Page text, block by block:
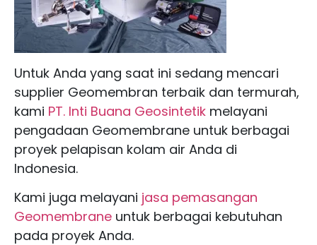
Untuk Anda yang saat ini sedang mencari
supplier Geomembran terbaik dan termurah,
kami PT. Inti Buana Geosintetik melayani
pengadaan Geomembrane untuk berbagai
proyek pelapisan kolam air Anda di
Indonesia.
Kami juga melayani jasa pemasangan
Geomembrane untuk berbagai kebutuhan
pada proyek Anda.